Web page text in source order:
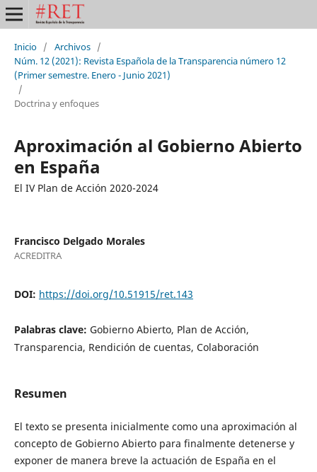
Inicio / Archivos /
Núm. 12 (2021): Revista Española de la Transparencia número 12
(Primer semestre. Enero - Junio 2021)
/
Doctrina y enfoques
Aproximación al Gobierno Abierto
en España
El IV Plan de Acción 2020-2024
Francisco Delgado Morales
ACREDITRA
DOI: https://doi.org/10.51915/ret.143
Palabras clave: Gobierno Abierto, Plan de Acción,
Transparencia, Rendición de cuentas, Colaboración
Resumen
El texto se presenta inicialmente como una aproximación al
concepto de Gobierno Abierto para finalmente detenerse y
exponer de manera breve la actuación de España en el